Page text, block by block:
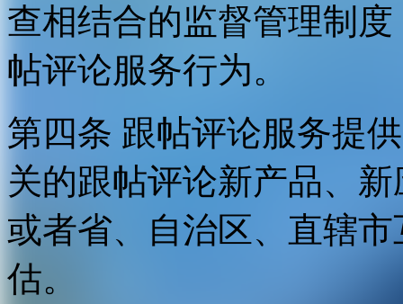
查相结合的监督管理制
帖评论服务行为。
第四条 跟帖评论服务提
关的跟帖评论新产品、
或者省、自治区、直辖
估。